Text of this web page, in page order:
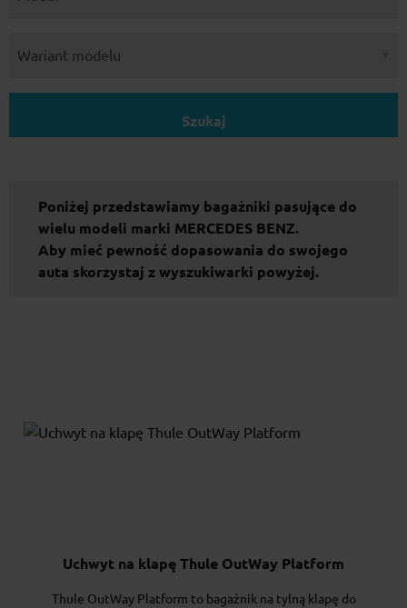
Szukaj
Poniżej przedstawiamy bagażniki pasujące do
wielu modeli marki MERCEDES BENZ.
Aby mieć pewność dopasowania do swojego
auta skorzystaj z wyszukiwarki powyżej.
Uchwyt na klapę Thule OutWay Platform
Thule OutWay Platform to bagażnik na tylną klapę do